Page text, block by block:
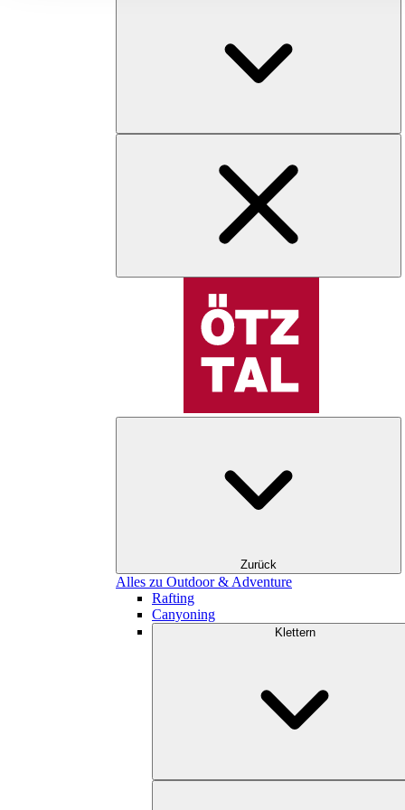
Zurück
Alles zu Outdoor & Adventure
Rafting
Canyoning
Klettern